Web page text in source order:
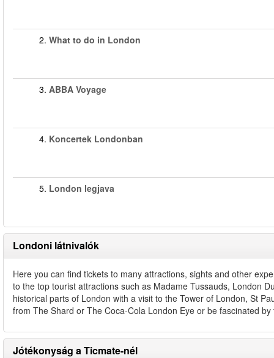
2. What to do in London
3. ABBA Voyage
4. Koncertek Londonban
5. London legjava
Londoni látnivalók
Here you can find tickets to many attractions, sights and other
to the top tourist attractions such as Madame Tussauds, London
historical parts of London with a visit to the Tower of London, St
from The Shard or The Coca-Cola London Eye or be fascinated
Jótékonyság a Ticmate-nél